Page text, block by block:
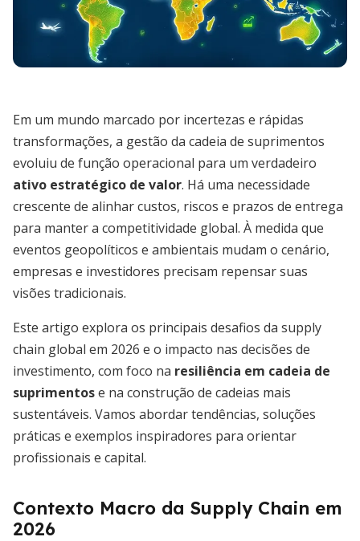
Em um mundo marcado por incertezas e rápidas
transformações, a gestão da cadeia de suprimentos
evoluiu de função operacional para um verdadeiro
ativo estratégico de valor. Há uma necessidade
crescente de alinhar custos, riscos e prazos de entrega
para manter a competitividade global. À medida que
eventos geopolíticos e ambientais mudam o cenário,
empresas e investidores precisam repensar suas
visões tradicionais.
Este artigo explora os principais desafios da supply
chain global em 2026 e o impacto nas decisões de
investimento, com foco na resiliência em cadeia de
suprimentose na construção de cadeias mais
sustentáveis. Vamos abordar tendências, soluções
práticas e exemplos inspiradores para orientar
profissionais e capital.
Contexto Macro da Supply Chain em
2026